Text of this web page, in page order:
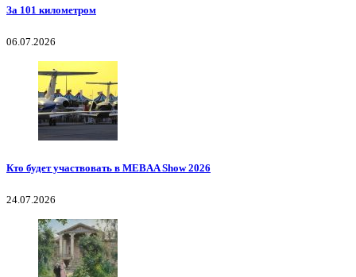
За 101 километром
06.07.2026
Кто будет участвовать в MEBAA Show 2026
24.07.2026